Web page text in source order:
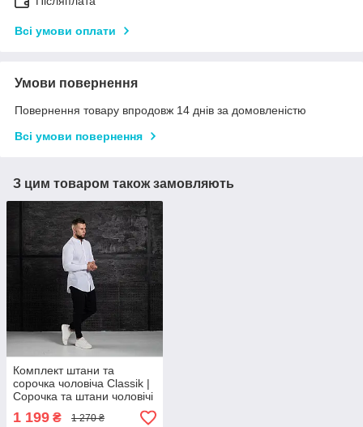
Всі умови оплати
Умови повернення
Повернення товару впродовж 14 днів за домовленістю
Всі умови повернення
З цим товаром також замовляють
Комплект штани та
сорочка чоловіча Classik |
Сорочка та штани чоловічі
ЛЮКС якості
1 199 ₴ 1 270 ₴